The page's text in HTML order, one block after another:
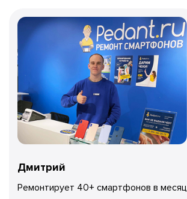
Дмитрий
Ремонтирует 40+ смартфонов в месяц